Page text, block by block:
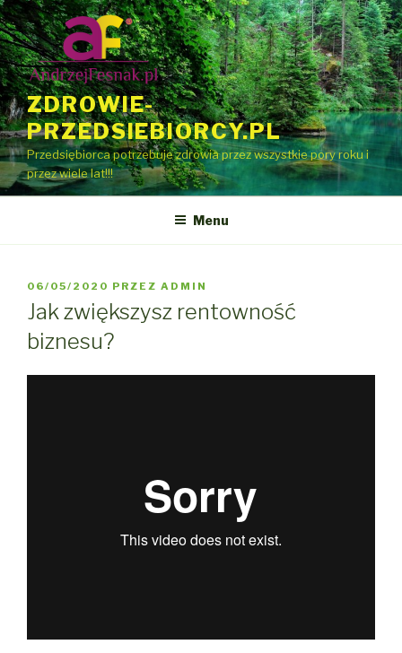
Przeskocz
do
treści
ZDROWIE-
PRZEDSIEBIORCY.PL
Przedsiębiorca potrzebuje zdrowia przez wszystkie pory roku i
przez wiele lat!!!
Menu
OPUBLIKOWANE
W
06/05/2020 PRZEZ ADMIN
Jak zwiększysz rentowność
biznesu?